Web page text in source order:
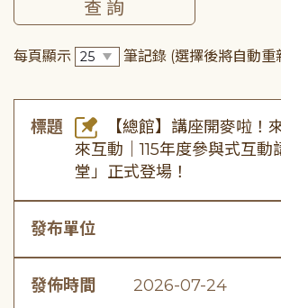
每頁顯示 筆記錄 (選擇後將自動重
標題
【總館】講座開麥啦！
來互動｜115年度參與式互動
堂」正式登場！
發布單位
發佈時間 2026-07-24